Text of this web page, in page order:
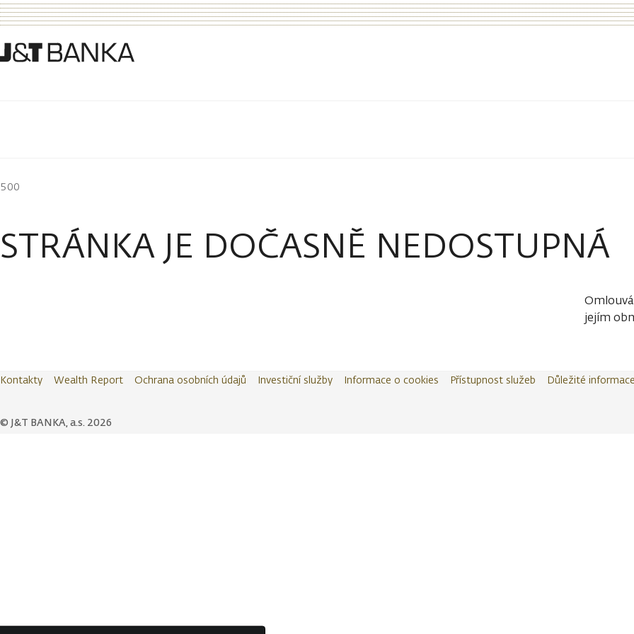
500
STRÁNKA JE DOČASNĚ NEDOSTUPNÁ
jejím
© J&T BANKA, a.s. 2026
Kontakty Wealth Report Ochrana osobních údajů Investiční služby Informace o cookies Přístupnost služeb Důležité informace